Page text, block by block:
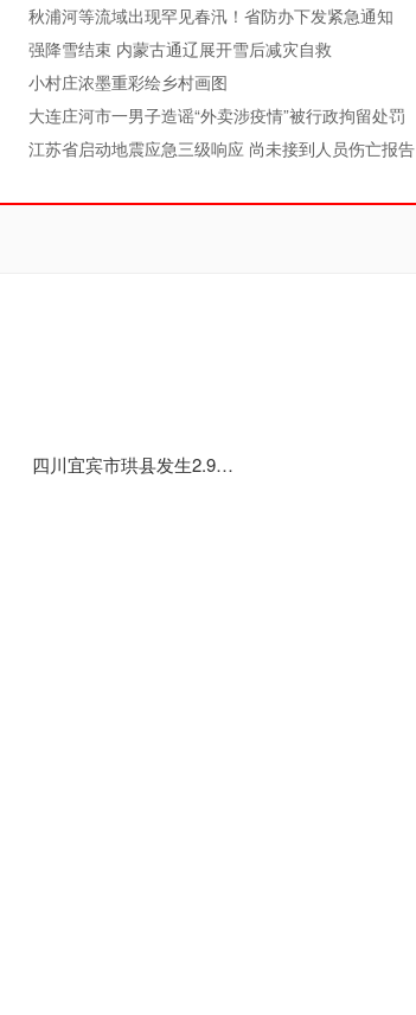
秋浦河等流域出现罕见春汛！省防办下发紧急通知
强降雪结束 内蒙古通辽展开雪后减灾自救
小村庄浓墨重彩绘乡村画图
大连庄河市一男子造谣“外卖涉疫情”被行政拘留处罚
江苏省启动地震应急三级响应 尚未接到人员伤亡报告
四川宜宾市珙县发生2.9级地震 震源深度10千米